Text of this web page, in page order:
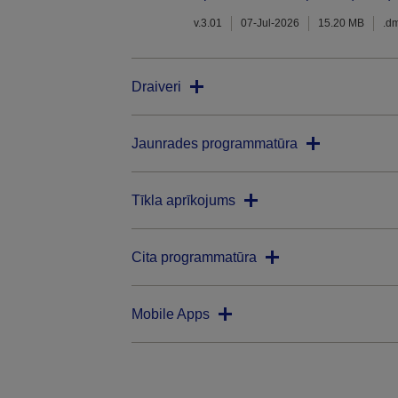
v.3.01 07-Jul-2026 15.20 MB
Draiveri
Jaunrades programmatūra
Tīkla aprīkojums
Cita programmatūra
Mobile Apps